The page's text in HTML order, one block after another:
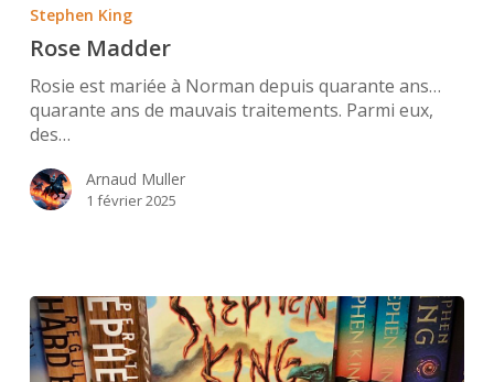
Stephen King
Rose Madder
Rosie est mariée à Norman depuis quarante ans…
quarante ans de mauvais traitements. Parmi eux,
des…
Arnaud Muller
1 février 2025